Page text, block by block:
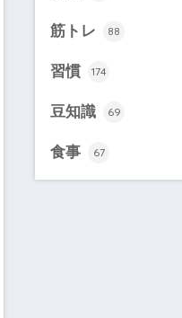
筋トレ 88
習慣 174
豆知識 69
食事 67